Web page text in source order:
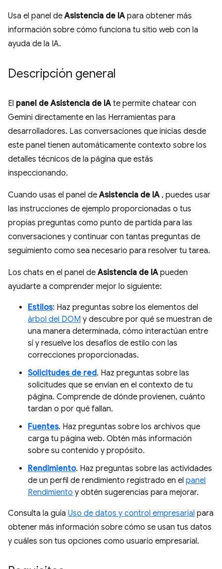
Usa el panel deAsistencia de IA para obtener más
información sobre cómo funciona tu sitio web con la
ayuda de la IA.
Descripción general
El panel de Asistencia de IA te permite chatear con
Gemini directamente en las Herramientas para
desarrolladores. Las conversaciones que inicias desde
este panel tienen automáticamente contexto sobre los
detalles técnicos de la página que estás
inspeccionando.
Cuando usas el panel deAsistencia de IA , puedes usar
las instrucciones de ejemplo proporcionadas o tus
propias preguntas como punto de partida para las
conversaciones y continuar con tantas preguntas de
seguimiento como sea necesario para resolver tu tarea.
Los chats en el panel deAsistencia de IA pueden
ayudarte a comprender mejor lo siguiente:
Estilos: Haz preguntas sobre los elementos del
árbol del DOM y descubre por qué se muestran de
una manera determinada, cómo interactúan entre
sí y resuelve los desafíos de estilo con las
correcciones proporcionadas.
Solicitudes de red. Haz preguntas sobre las
solicitudes que se envían en el contexto de tu
página. Comprende de dónde provienen, cuánto
tardan o por qué fallan.
Fuentes. Haz preguntas sobre los archivos que
carga tu página web. Obtén más información
sobre su contenido y propósito.
Rendimiento. Haz preguntas sobre las actividades
de un perfil de rendimiento registrado en el panel
Rendimiento y obtén sugerencias para mejorar.
Consulta la guía Uso de datos y control empresarial para
obtener más información sobre cómo se usan tus datos
y cuáles son tus opciones como usuario empresarial.